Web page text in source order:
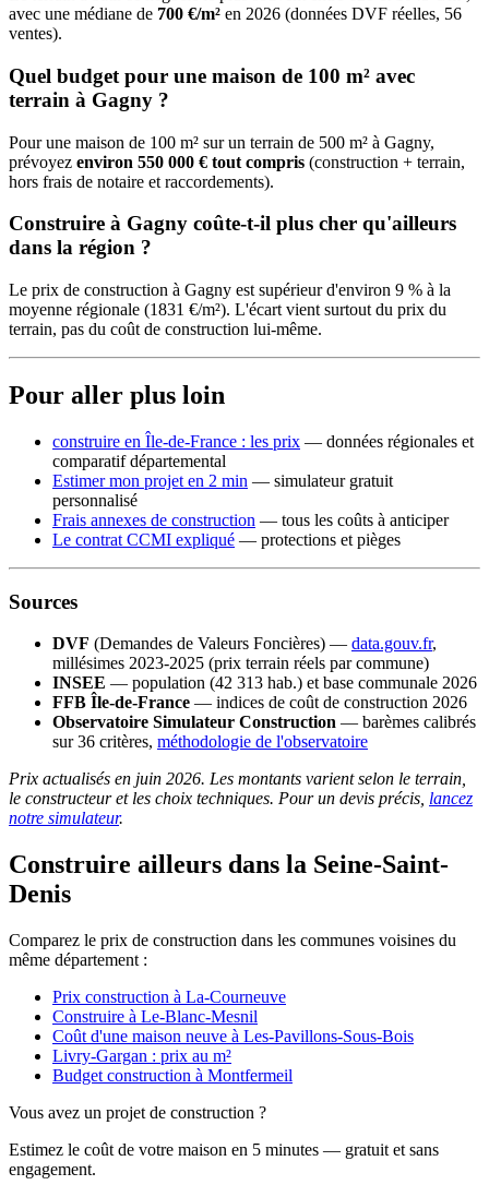
avec une médiane de 700 €/m² en 2026 (données DVF réelles, 56
ventes).
Quel budget pour une maison de 100 m² avec
terrain à Gagny ?
Pour une maison de 100 m² sur un terrain de 500 m² à Gagny,
prévoyez environ 550 000 € tout compris (construction + terrain,
hors frais de notaire et raccordements).
Construire à Gagny coûte-t-il plus cher qu'ailleurs
dans la région ?
Le prix de construction à Gagny est supérieur d'environ 9 % à la
moyenne régionale (1831 €/m²). L'écart vient surtout du prix du
terrain, pas du coût de construction lui-même.
Pour aller plus loin
construire en Île-de-France : les prix — données régionales et
comparatif départemental
Estimer mon projet en 2 min — simulateur gratuit
personnalisé
Frais annexes de construction — tous les coûts à anticiper
Le contrat CCMI expliqué — protections et pièges
Sources
DVF (Demandes de Valeurs Foncières) — data.gouv.fr,
millésimes 2023-2025 (prix terrain réels par commune)
INSEE — population (42 313 hab.) et base communale 2026
FFB Île-de-France — indices de coût de construction 2026
Observatoire Simulateur Construction — barèmes calibrés
sur 36 critères, méthodologie de l'observatoire
Prix actualisés en juin 2026. Les montants varient selon le terrain,
le constructeur et les choix techniques. Pour un devis précis, lancez
notre simulateur.
Construire ailleurs dans la Seine-Saint-
Denis
Comparez le prix de construction dans les communes voisines du
même département :
Prix construction à La-Courneuve
Construire à Le-Blanc-Mesnil
Coût d'une maison neuve à Les-Pavillons-Sous-Bois
Livry-Gargan : prix au m²
Budget construction à Montfermeil
Vous avez un projet de construction ?
Estimez le coût de votre maison en 5 minutes — gratuit et sans
engagement.